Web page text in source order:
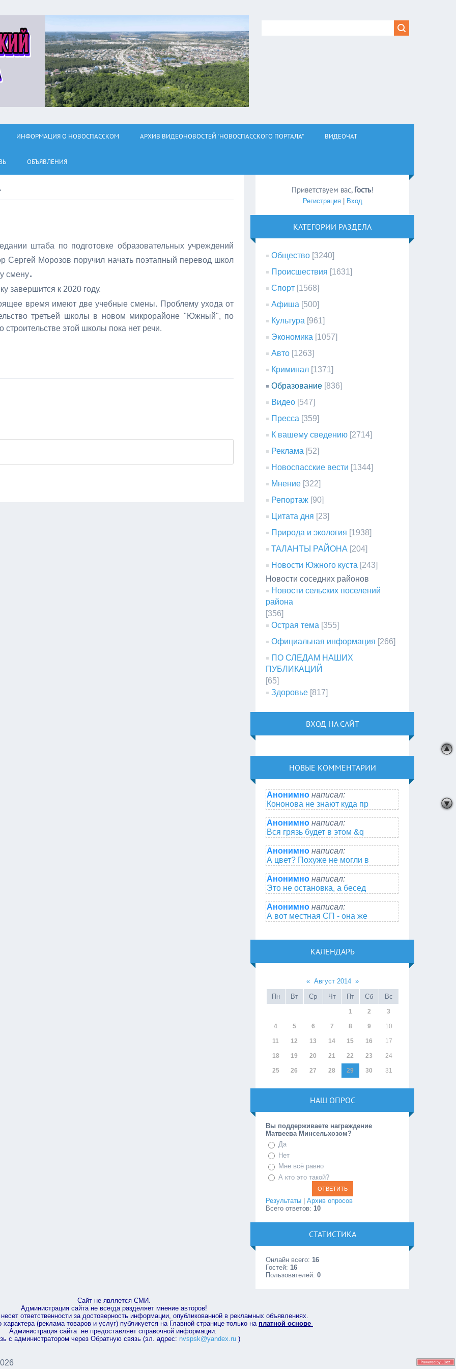
ИНФОРМАЦИЯ О НОВОСПАССКОМ АРХИВ ВИДЕОНОВОСТЕЙ "НОВОСПАССКОГО ПОРТАЛА" ВИДЕОЧАТ
ОБЪЯВЛЕНИЯ
штаба по подготовке образовательных учреждений
Сергей Морозов поручил начать поэтапный перевод школ
смену.
завершится к 2020 году.
время имеют две учебные смены. Проблему ухода от
третьей школы в новом микрорайоне "Южный", по
этой школы пока нет речи.
Приветствуем вас, Гость!
Регистрация| Вход
КАТЕГОРИИ РАЗДЕЛА
Общество [3240]
Происшествия [1631]
Спорт [1568]
Афиша [500]
Культура [961]
Экономика [1057]
Авто [1263]
Криминал [1371]
Образование [836]
Видео [547]
Пресса [359]
К вашему сведению [2714]
Реклама [52]
Новоспасские вести [1344]
Мнение [322]
Репортаж [90]
Цитата дня [23]
Природа и экология [1938]
ТАЛАНТЫ РАЙОНА [204]
Новости Южного куста [243]
Новости соседних районов
Новости сельских поселений
района
[356]
Острая тема [355]
Официальная информация [266]
ПО СЛЕДАМ НАШИХ
ПУБЛИКАЦИЙ
[65]
Здоровье [817]
ВХОД НА САЙТ
НОВЫЕ КОММЕНТАРИИ
Анонимно написал:
Кононова не знают куда пр
Анонимно написал:
Вся грязь будет в этом &q
Анонимно написал:
А цвет? Похуже не могли в
Анонимно написал:
Это не остановка, а бесед
Анонимно написал:
А вот местная СП - она же
КАЛЕНДАРЬ
« Август 2014 »
Пн
Вт Ср Чт Пт Сб Вс
1 2 3
4 5 6 7 8 9 10
11 12 13 14 15 16 17
18 19 20 21 22 23 24
25 26 27 28 29 30 31
НАШ ОПРОС
Вы поддерживаете награждение
Матвеева Минсельхозом?
Да
Нет
Мне всё равно
А кто это такой?
Результаты |Архив опросов
Всего ответов:10
СТАТИСТИКА
Онлайн всего:16
Гостей:16
Пользователей:0
Сайт не является СМИ.
Администрация сайта не всегда разделяет мнение авторов!
ответственности за достоверность информации, опубликованной в рекламных объявлениях.
(реклама товаров и услуг) публикуется на Главной странице только на платной основе
Администрация сайта не предоставляет справочной информации.
с администратором через Обратную связь (эл. адрес: nvspsk@yandex.ru)